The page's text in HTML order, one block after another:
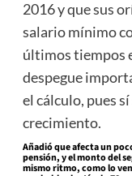
2016 y que sus
salario mínimo
últimos tiempos
despegue
el cálculo, pues
crecimiento.
Añadió que afecta un
pensión, y el monto del
mismo ritmo, como lo